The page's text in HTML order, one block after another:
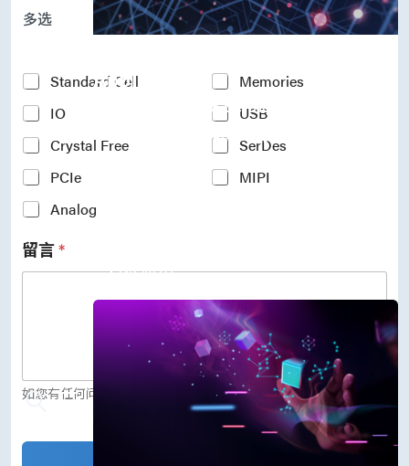
Applications
M31’s vision is to be the most
trustworthy IP company in the
semiconductor industry.
存储应用
P
c
e
s
s
N
o
d
e
*
多选
Y
o
u
r
I
n
t
e
r
e
s
t
c
o
)
Standard Cell
Memories
IO
USB
Crystal Free
SerDes
PCIe
MIPI
Analog
留言*
如您有任何问题，欢迎留言给我们。